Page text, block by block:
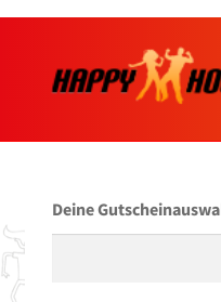
Start
über uns
Deine